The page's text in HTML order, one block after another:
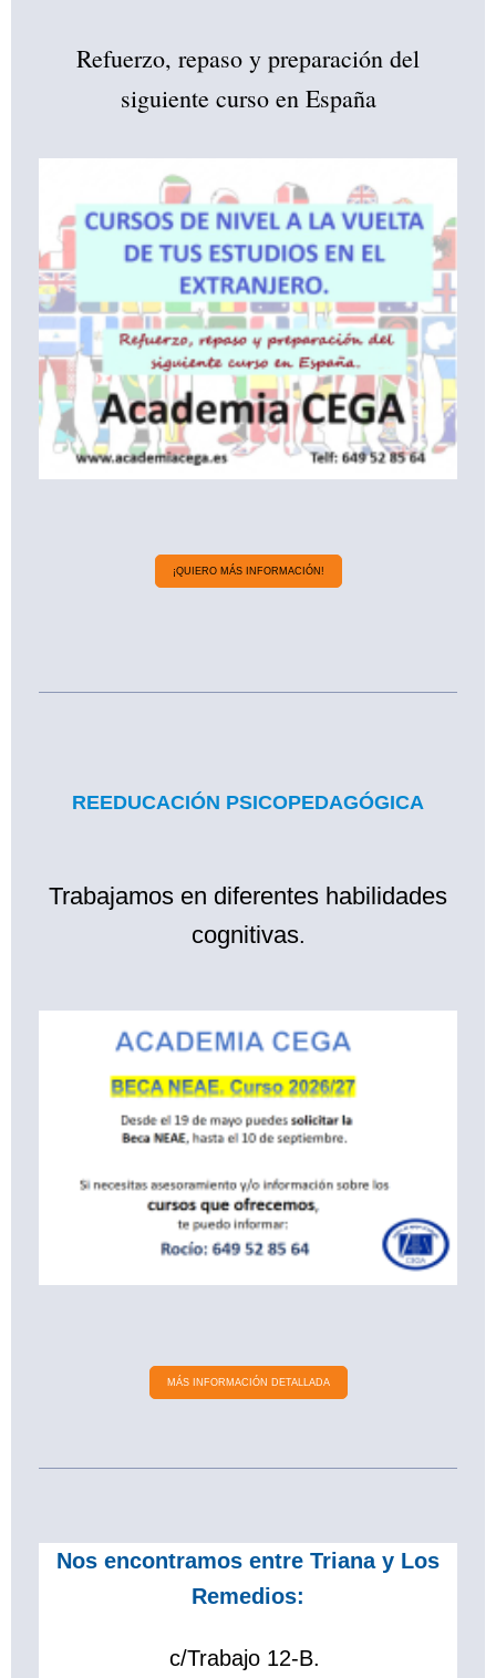
Refuerzo, repaso y preparación del
siguiente curso en España
¡QUIERO MÁS INFORMACIÓN!
REEDUCACIÓN PSICOPEDAGÓGICA
Trabajamos en diferentes habilidades
cognitivas.
MÁS INFORMACIÓN DETALLADA
Nos encontramos entre Triana y Los
Remedios:
c/Trabajo 12-B.